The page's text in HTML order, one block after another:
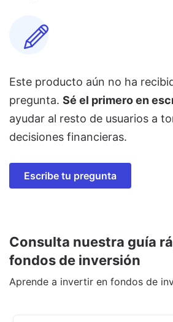
Este producto aún no ha
pregunta. Sé el primero en
ayudar al resto de usuarios a
decisiones financieras.
Escribe tu pregunta
Consulta nuestra guía
fondos de inversión
Aprende a invertir en fondos de